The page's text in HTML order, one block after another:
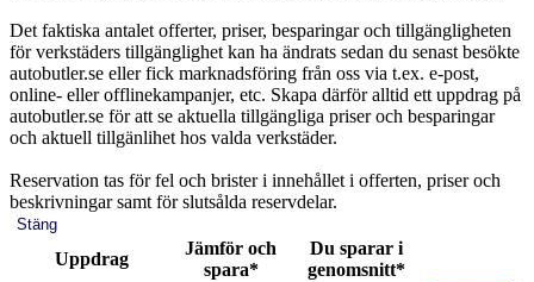
Det faktiska antalet offerter, priser, besparingar och tillgängligheten
för verkstäders tillgänglighet kan ha ändrats sedan du senast besökte
autobutler.se eller fick marknadsföring från oss via t.ex. e-post,
online- eller offlinekampanjer, etc. Skapa därför alltid ett uppdrag på
autobutler.se för att se aktuella tillgängliga priser och besparingar
och aktuell tillgänlihet hos valda verkstäder.
Reservation tas för fel och brister i innehållet i offerten, priser och
beskrivningar samt för slutsålda reservdelar.
Stäng
Uppdrag
Jämför och
spara*
Du sparar i
genomsnitt*